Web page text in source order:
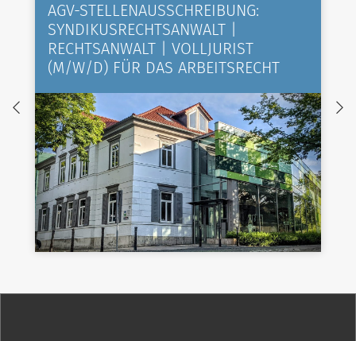
AGV-STELLENAUSSCHREIBUNG:
SYNDIKUSRECHTSANWALT |
RECHTSANWALT | VOLLJURIST
(M/W/D) FÜR DAS ARBEITSRECHT